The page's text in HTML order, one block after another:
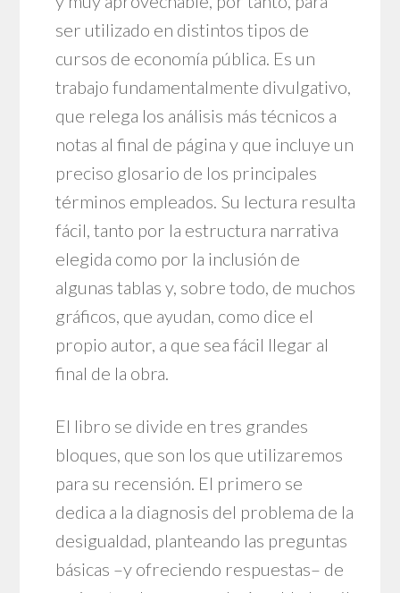
ser utilizado en distintos tipos de
cursos de economía pública. Es un
trabajo fundamentalmente divulgativo,
que relega los análisis más técnicos a
notas al final de página y que incluye un
preciso glosario de los principales
términos empleados. Su lectura resulta
fácil, tanto por la estructura narrativa
elegida como por la inclusión de
algunas tablas y, sobre todo, de muchos
gráficos, que ayudan, como dice el
propio autor, a que sea fácil llegar al
final de la obra.
El libro se divide en tres grandes
bloques, que son los que utilizaremos
para su recensión. El primero se
dedica a la diagnosis del problema de la
desigualdad, planteando las preguntas
básicas –y ofreciendo respuestas– de